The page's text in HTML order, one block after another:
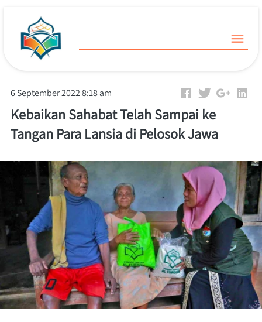
6 September 2022 8:18 am
Kebaikan Sahabat Telah Sampai ke
Tangan Para Lansia di Pelosok Jawa